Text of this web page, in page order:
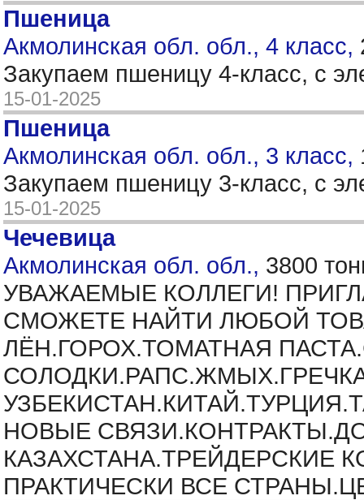
Пшеница
Акмолинская обл. обл., 4 класс,
Закупаем пшеницу 4-класс, с
15-01-2025
Пшеница
Акмолинская обл. обл., 3 класс,
Закупаем пшеницу 3-класс, с
15-01-2025
Чечевица
Акмолинская обл. обл., 3800
УВАЖАЕМЫЕ КОЛЛЕГИ!
СМОЖЕТЕ НАЙТИ ЛЮБОЙ
ЛЁН.ГОРОХ.ТОМАТНАЯ
НОВЫЕ
КАЗАХСТАНА.ТРЕЙДЕРСКИЕ
ПРАКТИЧЕСКИ ВСЕ